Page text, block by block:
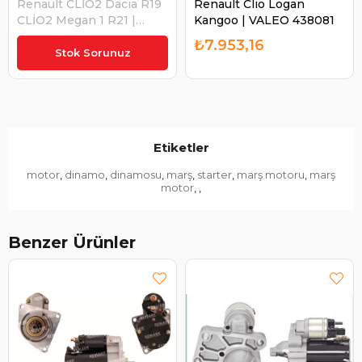
Stok Sorunuz
Renault CLİO2 Dacia R19
CLİO2 Megan 1 R21 |
WUTSE STR31236
₺4.984,29
Renault Clio Logan
Kangoo | VALEO 438081
₺7.953,16
Etiketler
motor, dinamo, dinamosu, marş, starter, marş motoru, marş
motor, ,
Benzer Ürünler